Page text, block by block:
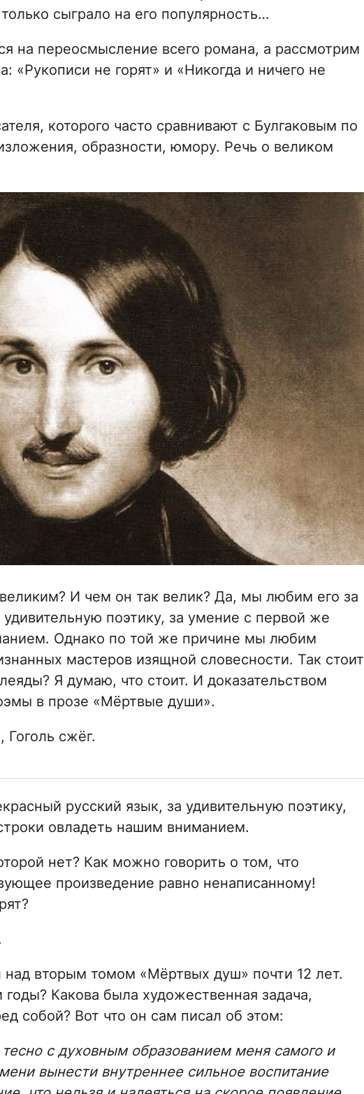
сыграло на его популярность…
на переосмысление всего романа, а рассмотрим
«Рукописи не горят» и «Никогда и ничего не
которого часто сравнивают с Булгаковым по
образности, юмору. Речь о великом
И чем он так велик? Да, мы любим его за
поэтику, за умение с первой же
Однако по той же причине мы любим
мастеров изящной словесности. Так стоит
Я думаю, что стоит. И доказательством
в прозе «Мёртвые души».
Гоголь сжёг.
русский язык, за удивительную поэтику,
овладеть нашим вниманием.
нет? Как можно говорить о том, что
произведение равно ненаписанному!
над вторым томом «Мёртвых душ» почти 12 лет.
Какова была художественная задача,
собой? Вот что он сам писал об этом:
с духовным образованием меня самого и
вынести внутреннее сильное воспитание